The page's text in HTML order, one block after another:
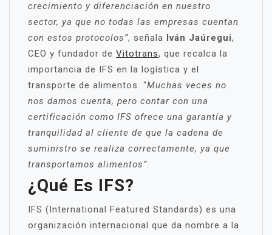
crecimiento y diferenciación en nuestro
sector, ya que no todas las empresas cuentan
con estos protocolos”, señala Iván Jaúregui,
CEO y fundador de Vitotrans, que recalca la
importancia de IFS en la logística y el
transporte de alimentos. “Muchas veces no
nos damos cuenta, pero contar con una
certificación como IFS ofrece una garantía y
tranquilidad al cliente de que la cadena de
suministro se realiza correctamente, ya que
transportamos alimentos”.
¿Qué Es IFS?
IFS (International Featured Standards) es una
organización internacional que da nombre a la